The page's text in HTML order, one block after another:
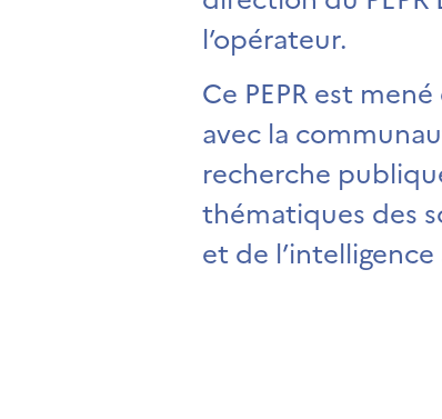
l’opérateur.
Ce PEPR est
avec la
recherche
thématiques des
et de